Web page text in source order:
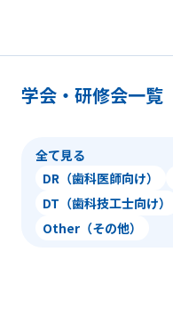
学会・研修会一覧
全て見る
DR（歯科医師向け）
DT（歯科技工士向け）
Other（その他）